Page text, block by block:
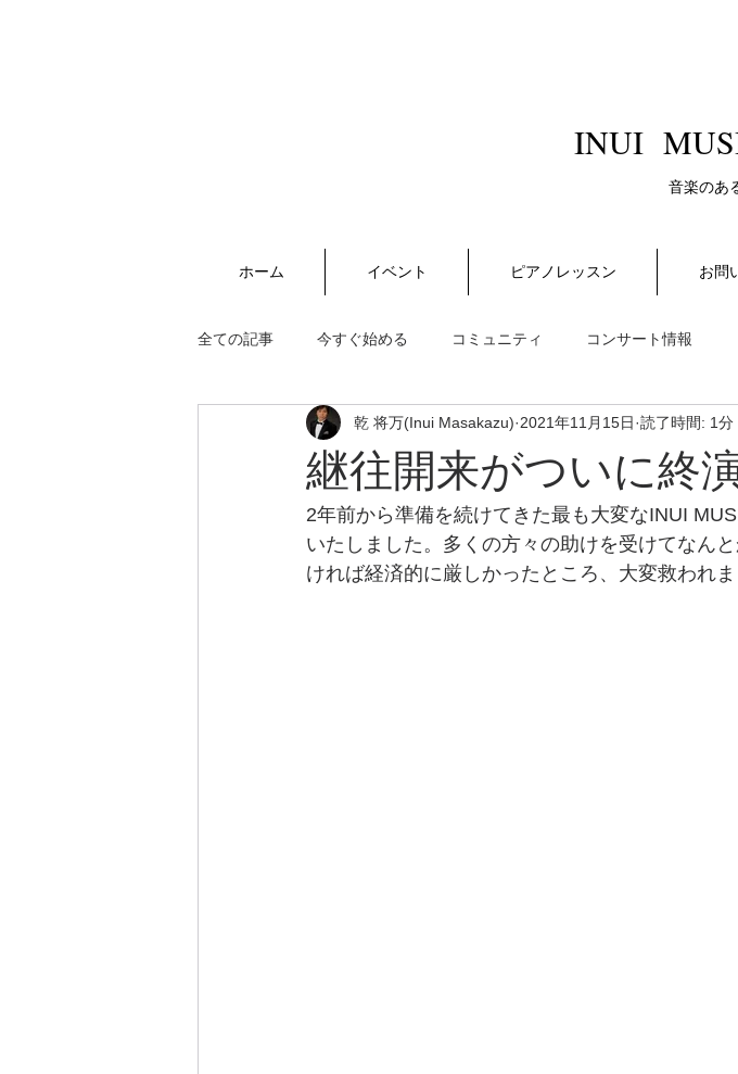
​INUI
音楽のあ
ホーム イベント ピアノレッスン お問
全ての記事 今すぐ始める コミュニティ コンサート情報
継往開来がついに終演
乾 将万(Inui Masakazu) 2021年11月15日 読了時間: 1分
2年前から準備を続けてきた最も大変なINUI
いたしました。多くの方々の助けを受けてなん
ければ経済的に厳しかったところ、大変救われま